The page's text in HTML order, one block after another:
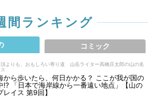
西（二）
公開終了
（一）
公開終了
間ランキング
コミック
頂よりも、おもしろい寄り道 山岳ライター高橋庄太郎の山の名
から歩いたら、何日かかる？ ここが我が国の
!? 「日本で海岸線から一番遠い地点」【山の
レイス 第9回】